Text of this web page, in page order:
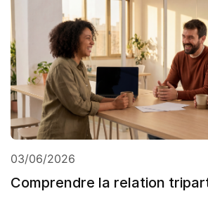
03/06/2026
Comprendre la relation